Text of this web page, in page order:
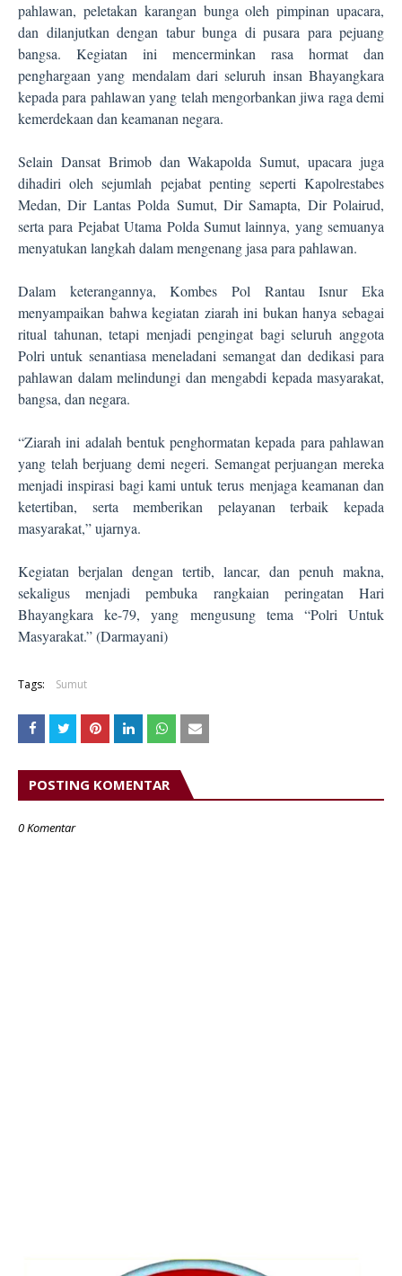
pahlawan, peletakan karangan bunga oleh pimpinan upacara,
dan dilanjutkan dengan tabur bunga di pusara para pejuang
bangsa. Kegiatan ini mencerminkan rasa hormat dan
penghargaan yang mendalam dari seluruh insan Bhayangkara
kepada para pahlawan yang telah mengorbankan jiwa raga demi
kemerdekaan dan keamanan negara.
Selain Dansat Brimob dan Wakapolda Sumut, upacara juga
dihadiri oleh sejumlah pejabat penting seperti Kapolrestabes
Medan, Dir Lantas Polda Sumut, Dir Samapta, Dir Polairud,
serta para Pejabat Utama Polda Sumut lainnya, yang semuanya
menyatukan langkah dalam mengenang jasa para pahlawan.
Dalam keterangannya, Kombes Pol Rantau Isnur Eka
menyampaikan bahwa kegiatan ziarah ini bukan hanya sebagai
ritual tahunan, tetapi menjadi pengingat bagi seluruh anggota
Polri untuk senantiasa meneladani semangat dan dedikasi para
pahlawan dalam melindungi dan mengabdi kepada masyarakat,
bangsa, dan negara.
“Ziarah ini adalah bentuk penghormatan kepada para pahlawan
yang telah berjuang demi negeri. Semangat perjuangan mereka
menjadi inspirasi bagi kami untuk terus menjaga keamanan dan
ketertiban, serta memberikan pelayanan terbaik kepada
masyarakat,” ujarnya.
Kegiatan berjalan dengan tertib, lancar, dan penuh makna,
sekaligus menjadi pembuka rangkaian peringatan Hari
Bhayangkara ke-79, yang mengusung tema “Polri Untuk
Masyarakat.” (Darmayani)
Tags: Sumut
POSTING KOMENTAR
0 Komentar